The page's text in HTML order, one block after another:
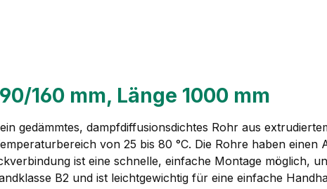
160 mm, Länge 1000 mm
gedämmtes, dampfdiffusionsdichtes Rohr aus
von 25 bis 80 °C. Die Rohre haben einen
ist eine schnelle, einfache Montage möglich,
B2 und ist leichtgewichtig für eine einfache